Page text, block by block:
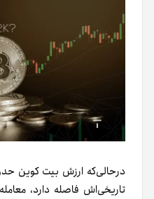
تاریخی‌اش فاصله دارد،